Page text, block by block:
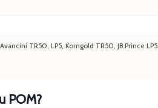
TR50, LP5, Korngold TR50, JB Prince LP5
POM?